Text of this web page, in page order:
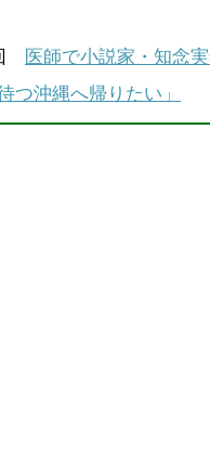
医師で小説家・知念
つ沖縄へ帰りたい」